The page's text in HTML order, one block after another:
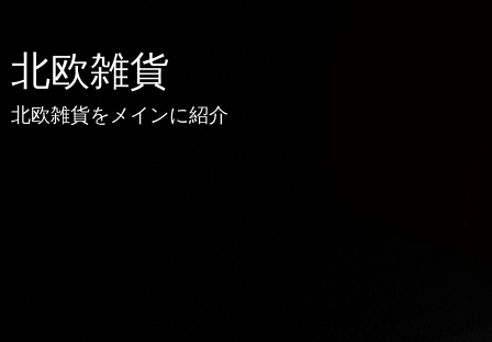
北欧雑貨
北欧雑貨をメインに紹介